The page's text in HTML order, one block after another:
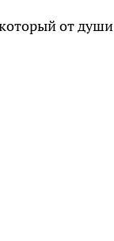
от души